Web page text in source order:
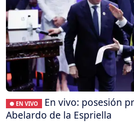
● EN VIVO
En vivo: posesión
Abelardo de la Espriella